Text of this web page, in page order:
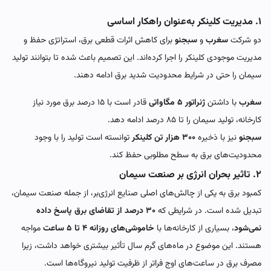
۱. مدیریت کلینکر به‌عنوان راهکار اساسی
دو شرکتسغربوسبجنوبرای کاهش اثرات قطعی برق، استراتژی حفظ و
مدیریت موجودی کلینکر را اجرا کرده‌اند. این تصمیم باعث شده تا بتوانند تولید
سیمان را حتی در شرایط محدودیت شدید برق ادامه دهند.
سغرببا داشتنژنراتور ۵ مگاواتی
قادر است با ۱۵ درصد برق مورد نیاز
کارخانه، تولید سیمان را تا ۸۵ درصد ادامه دهد.
سبجنونیز با ذخیره۳۰۰ هزار تن کلینکر
توانسته است تولید را با وجود
محدودیت‌های برق به سطح مطلوبی حفظ کند.
۲. تاثیر بحران انرژی بر صنعت سیمان
کمبود برق به یکی از چالش‌های اصلی صنایع انرژی‌بر، از جمله صنعت سیمان،
تبدیل شده است. در شرایطی که
۳۰ درصد از تقاضای برق پاسخ داده
نمی‌شود، بسیاری از کارخانه‌ها با خاموشی‌های روزانه ۴ تا ۵ ساعت
مواجه
هستند. این موضوع در ماه‌های گرم سال تأثیر بیشتری خواهد داشت، زیرا
مصرف برق در ساعت‌های اوج فراتر از ظرفیت تولید نیروگاه‌ها است.